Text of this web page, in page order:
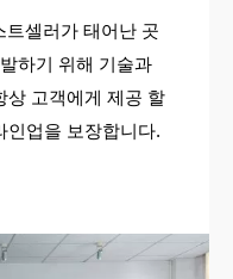
트셀러가 태어난 곳
하기 위해 기술과
상 고객에게 제공 할
인업을 보장합니다.